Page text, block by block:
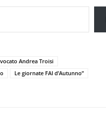
Andrea Troisi
Le giornate FAI d’Autunno”